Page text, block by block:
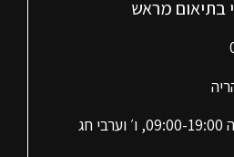
בתיאום מראש
שעות פתיחה: א-ה 09:00-19:00, ו׳ וערבי חג